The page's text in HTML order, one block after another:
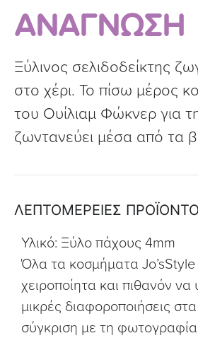
ΑΝΑΓΝΩΣΗ
Ξύλινος σελιδοδείκτης
στο χέρι. Το πίσω μέρος
του Ουίλιαμ Φώκνερ για
ζωντανεύει μέσα από τα
ΛΕΠΤΟΜΕΡΕΙΕΣ
Υλικό: Ξύλο πάχους 4mm
Όλα τα κοσμήματα Jo’sStyle
χειροποίητα και πιθανόν
μικρές διαφοροποιήσεις
σύγκριση με τη